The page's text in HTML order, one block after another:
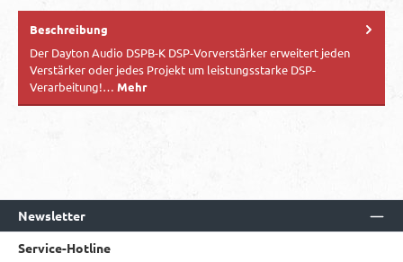
Beschreibung
Der Dayton Audio DSPB-K DSP-Vorverstärker erweitert jeden
Verstärker oder jedes Projekt um leistungsstarke DSP-
Verarbeitung!… Mehr
Newsletter
Service-Hotline